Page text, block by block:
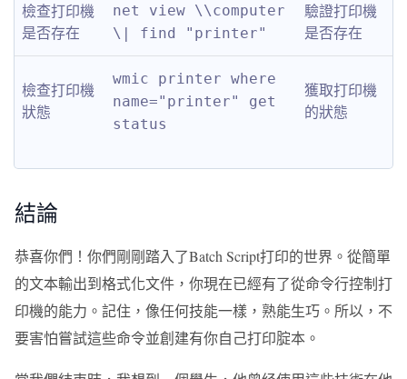
檢查打印機
是否存在
net view \\computer
\| find "printer"
驗證打印機
是否存在
檢查打印機
狀態
wmic printer where
name="printer" get
status
獲取打印機
的狀態
結論
恭喜你們！你們剛剛踏入了Batch Script打印的世界。從簡單
的文本輸出到格式化文件，你現在已經有了從命令行控制打
印機的能力。記住，像任何技能一樣，熟能生巧。所以，不
要害怕嘗試這些命令並創建有你自己打印腚本。